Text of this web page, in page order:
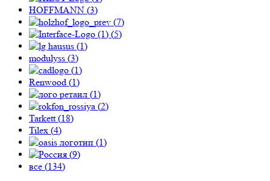
HOFFMANN (3)
(7)
(5)
(1)
modulyss (3)
(1)
Renwood (1)
(1)
(2)
Tarkett (18)
Tilex (4)
(1)
(9)
все (134)